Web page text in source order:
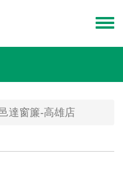
menu
達窗簾-高雄店